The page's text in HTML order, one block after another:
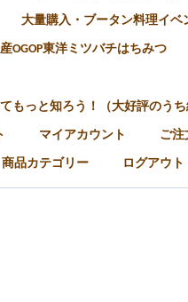
大量購入・ブータン料理イベ
OGOP東洋ミツバチはちみつ
っと知ろう！（大好評のうち
マイアカウント ご注
商品カテゴリー ログアウト